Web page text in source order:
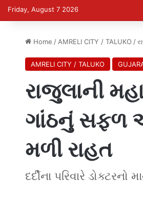
Friday, August 7 2026
Home / AMRELI CITY / TALUKO /
AMRELI CITY / TALUKO
રાજુલાની
ગાંઠનું સફળ
મળી રાહત
દર્દીના પરિવારે ડોક્ટરનો